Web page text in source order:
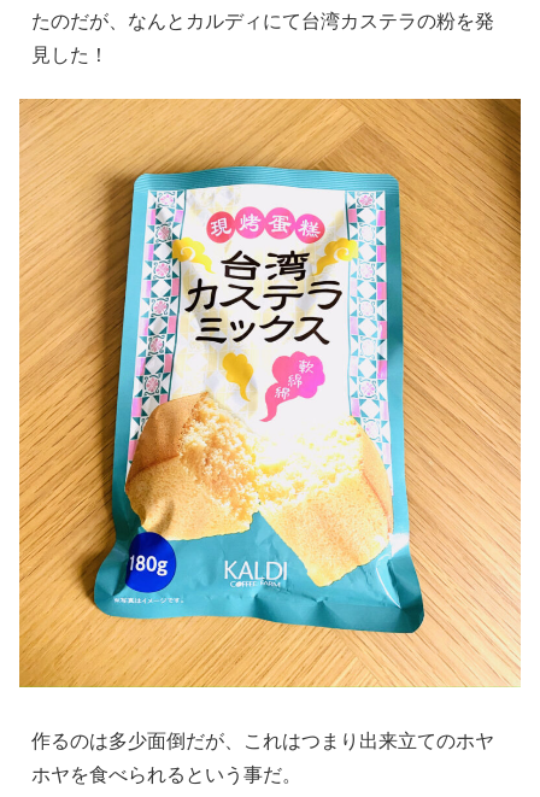
たのだが、なんとカルディにて台湾カステラの粉を発
見した！
作るのは多少面倒だが、これはつまり出来立てのホヤ
ホヤを食べられるという事だ。